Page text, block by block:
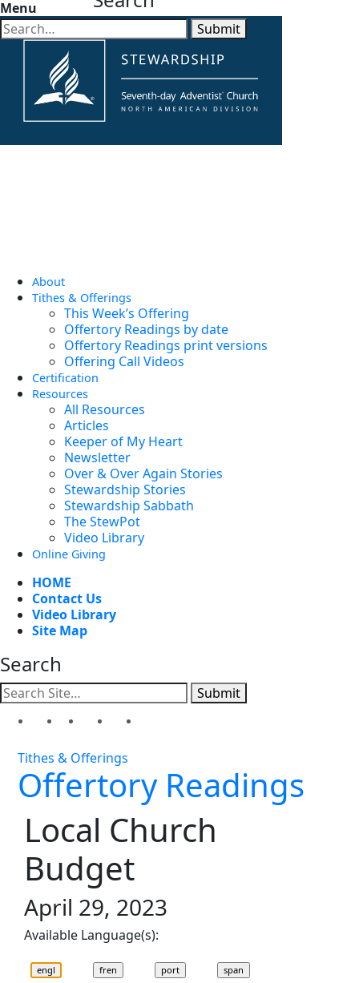
Menu
About
Tithes & Offerings
This Week’s Offering
Offertory Readings by date
Offertory Readings print versions
Offering Call Videos
Certification
Resources
All Resources
Articles
Keeper of My Heart
Newsletter
Over & Over Again Stories
Stewardship Stories
Stewardship Sabbath
The StewPot
Video Library
Online Giving
HOME
Contact Us
Video Library
Site Map
Search
Submit
Tithes & Offerings
Offertory Readings
Local Church
Budget
April 29, 2023
Available Language(s):
Submit